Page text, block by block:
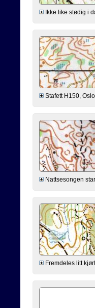
Ikke like stødig i
Stafett H150,
Nattsesongen
Fremdeles litt